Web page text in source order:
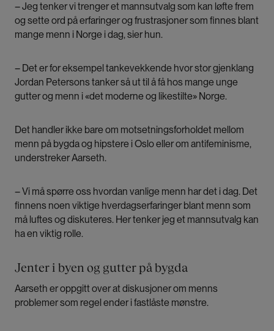
– Jeg tenker vi trenger et mannsutvalg som kan løfte frem
og sette ord på erfaringer og frustrasjoner som finnes blant
mange menn i Norge i dag, sier hun.
– Det er for eksempel tankevekkende hvor stor gjenklang
Jordan Petersons tanker så ut til å få hos mange unge
gutter og menn i «det moderne og likestilte» Norge.
Det handler ikke bare om motsetningsforholdet mellom
menn på bygda og hipstere i Oslo eller om antifeminisme,
understreker Aarseth.
– Vi må spørre oss hvordan vanlige menn har det i dag. Det
finnens noen viktige hverdagserfaringer blant menn som
må luftes og diskuteres. Her tenker jeg et mannsutvalg kan
ha en viktig rolle.
Jenter i byen og gutter på bygda
Aarseth er oppgitt over at diskusjoner om menns
problemer som regel ender i fastlåste mønstre.